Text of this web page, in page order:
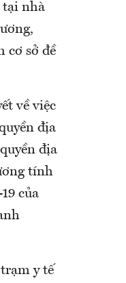
tại nhà
cơ sở đề
về việc
địa
địa
tính
của
y tế